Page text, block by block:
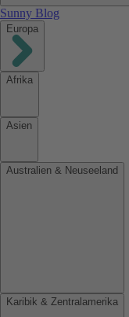
Sunny Blog
Europa
Afrika
Asien
Australien & Neuseeland
Karibik & Zentralamerika